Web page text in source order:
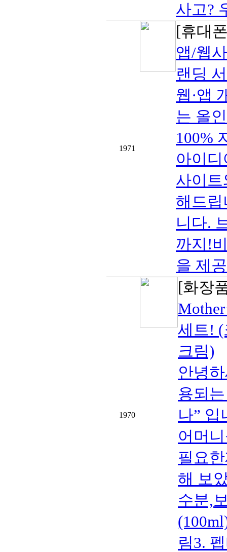
사고?
1971
[휴대
앱/웹
랜딩
웹·앱
는 올
100%
아이
사이
해드
니다.
까지!
을 제
1970
[화장
세트!
크림)
안녕
용되
나” 입
어머
필요
해 보
수분,
림3.